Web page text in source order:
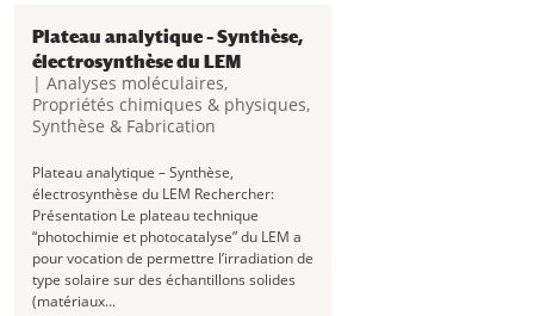
Plateau analytique – Synthèse,
électrosynthèse du LEM
| Analyses moléculaires,
Propriétés chimiques & physiques,
Synthèse & Fabrication
Plateau analytique – Synthèse,
électrosynthèse du LEM Rechercher:
Présentation Le plateau technique
“photochimie et photocatalyse” du LEM a
pour vocation de permettre l’irradiation de
type solaire sur des échantillons solides
(matériaux...